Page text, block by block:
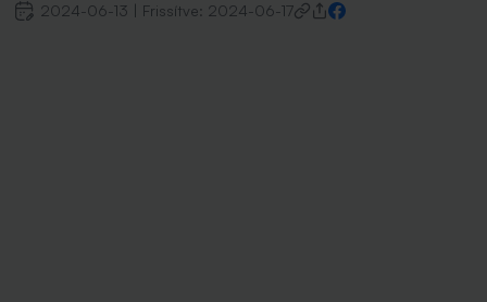
2024-06-13 Frissítve: 2024-06-17